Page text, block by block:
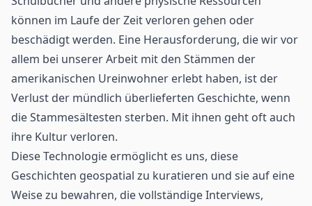
können im Laufe der Zeit verloren gehen oder
beschädigt werden. Eine Herausforderung, die wir vor
allem bei unserer Arbeit mit den Stämmen der
amerikanischen Ureinwohner erlebt haben, ist der
Verlust der mündlich überlieferten Geschichte, wenn
die Stammesältesten sterben. Mit ihnen geht oft auch
ihre Kultur verloren.
Diese Technologie ermöglicht es uns, diese
Geschichten geospatial zu kuratieren und sie auf eine
Weise zu bewahren, die vollständige Interviews,